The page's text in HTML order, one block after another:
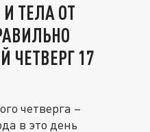
ТЕЛА ОТ
ЧЕТВЕРГ 17
четверга –
в это день